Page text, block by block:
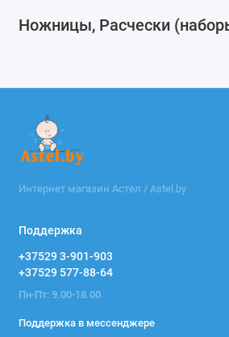
Ножницы, Расчески
Интернет магазин Астел / Astel.by
Поддержка
+37529 3-901-903
+37529 577-88-64
Пн-Пт: 9.00-18.00
Поддержка в мессенджере